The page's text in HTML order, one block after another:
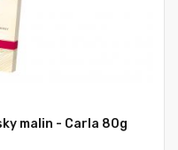
malin - Carla 80g